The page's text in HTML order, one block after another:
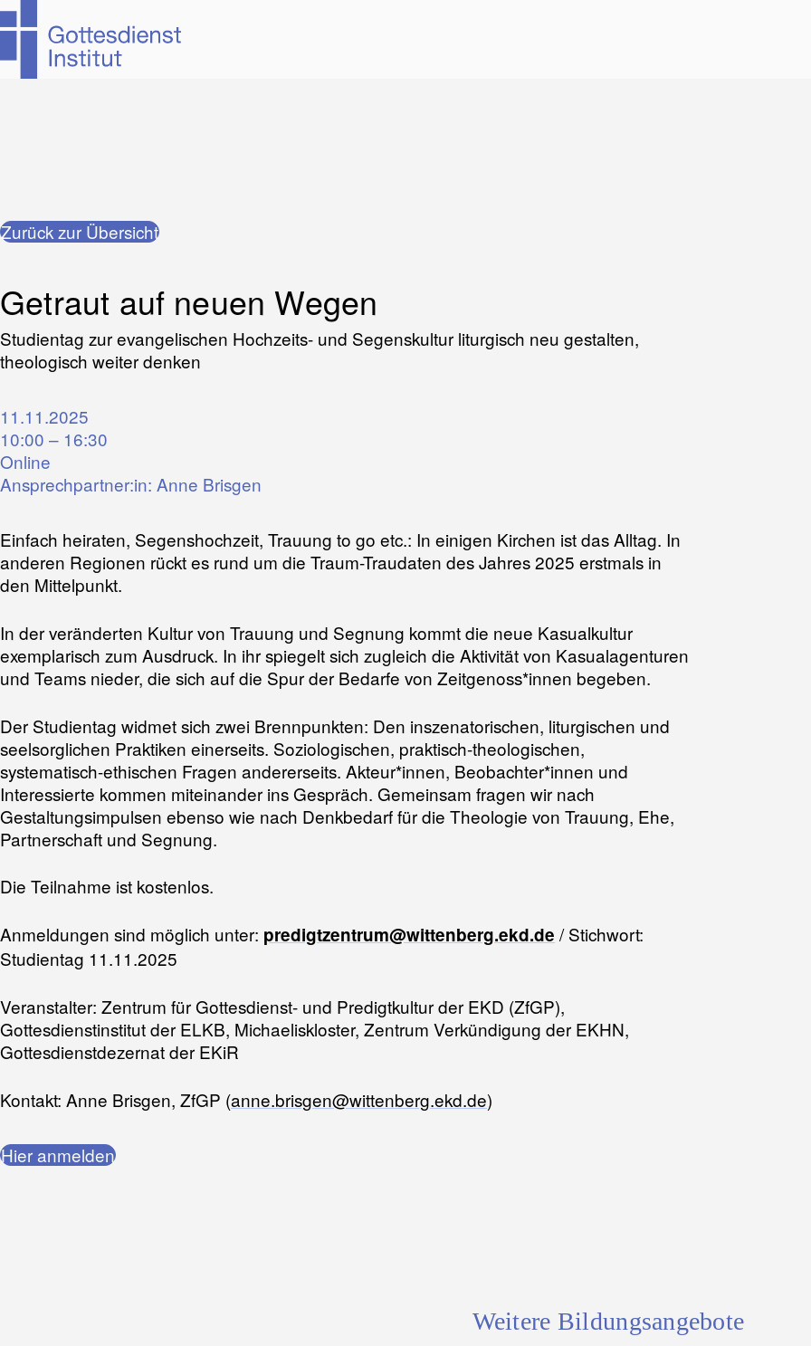
Zum
Zurück zur Übersicht
Getraut auf neuen Wegen
Studientag zur evangelischen Hochzeits- und Segenskultur liturgisch neu gestalten,
theologisch weiter denken
11.11.2025
10:00 – 16:30
Online
Ansprechpartner:in: Anne Brisgen
Einfach heiraten, Segenshochzeit, Trauung to go etc.: In einigen Kirchen ist das Alltag. In
anderen Regionen rückt es rund um die Traum-Traudaten des Jahres 2025 erstmals in
den Mittelpunkt.
In der veränderten Kultur von Trauung und Segnung kommt die neue Kasualkultur
exemplarisch zum Ausdruck. In ihr spiegelt sich zugleich die Aktivität von Kasualagenturen
und Teams nieder, die sich auf die Spur der Bedarfe von Zeitgenoss*innen begeben.
Der Studientag widmet sich zwei Brennpunkten: Den inszenatorischen, liturgischen und
seelsorglichen Praktiken einerseits. Soziologischen, praktisch-theologischen,
systematisch-ethischen Fragen andererseits. Akteur*innen, Beobachter*innen und
Interessierte kommen miteinander ins Gespräch. Gemeinsam fragen wir nach
Gestaltungsimpulsen ebenso wie nach Denkbedarf für die Theologie von Trauung, Ehe,
Partnerschaft und Segnung.
Die Teilnahme ist kostenlos.
Anmeldungen sind möglich unter: predigtzentrum@wittenberg.ekd.de / Stichwort:
Studientag 11.11.2025
Veranstalter: Zentrum für Gottesdienst- und Predigtkultur der EKD (ZfGP),
Gottesdienstinstitut der ELKB, Michaeliskloster, Zentrum Verkündigung der EKHN,
Gottesdienstdezernat der EKiR
Kontakt: Anne Brisgen, ZfGP (anne.brisgen@wittenberg.ekd.de)
Hier anmelden
Weitere Bildungsangebote